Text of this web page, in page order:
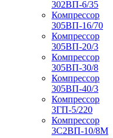
302ВП-6/35
Компрессор
305ВП-16/70
Компрессор
305ВП-20/3
Компрессор
305ВП-30/8
Компрессор
305ВП-40/3
Компрессор
3ГП-5/220
Компрессор
3С2ВП-10/8М